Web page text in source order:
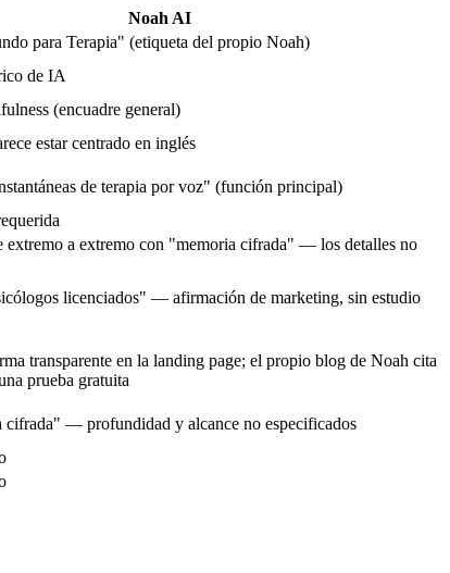
Noah AI
para Terapia" (etiqueta del propio Noah)
de IA
(encuadre general)
estar centrado en inglés
de terapia por voz" (función principal)
extremo a extremo con "memoria cifrada" — los detalles no
licenciados" — afirmación de marketing, sin estudio
transparente en la landing page; el propio blog de Noah cita
prueba gratuita
— profundidad y alcance no especificados